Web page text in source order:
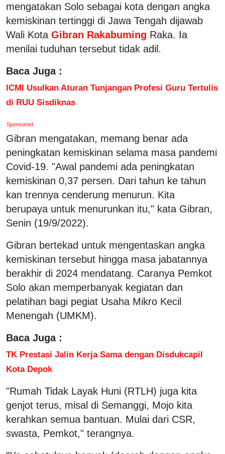
mengatakan Solo sebagai kota dengan angka
kemiskinan tertinggi di Jawa Tengah dijawab
Wali Kota Gibran Rakabuming Raka. Ia
menilai tuduhan tersebut tidak adil.
Baca Juga :
ICMI Usulkan Aturan Tunjangan Profesi Guru Tertulis
di RUU Sisdiknas
Sponsored
Gibran mengatakan, memang benar ada
peningkatan kemiskinan selama masa pandemi
Covid-19. "Awal pandemi ada peningkatan
kemiskinan 0,37 persen. Dari tahun ke tahun
kan trennya cenderung menurun. Kita
berupaya untuk menurunkan itu," kata Gibran,
Senin (19/9/2022).
Gibran bertekad untuk mengentaskan angka
kemiskinan tersebut hingga masa jabatannya
berakhir di 2024 mendatang. Caranya Pemkot
Solo akan memperbanyak kegiatan dan
pelatihan bagi pegiat Usaha Mikro Kecil
Menengah (UMKM).
Baca Juga :
TK Prestasi Jalin Kerja Sama dengan Disdukcapil
Kota Depok
"Rumah Tidak Layak Huni (RTLH) juga kita
genjot terus, misal di Semanggi, Mojo kita
kerahkan semua bantuan. Mulai dari CSR,
swasta, Pemkot," terangnya.